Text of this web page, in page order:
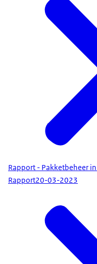
Rapport - Pakketbeheer
Rapport20-03-2023